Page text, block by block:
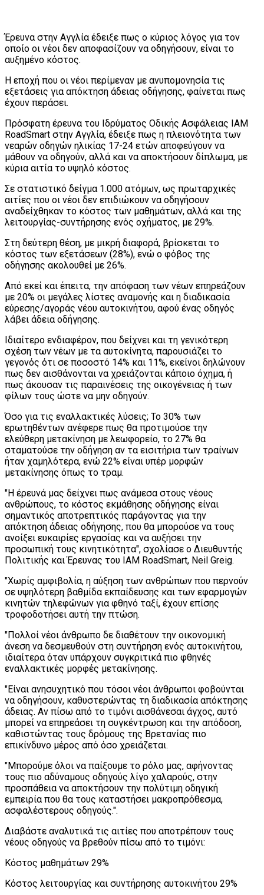
Έρευνα στην Αγγλία έδειξε πως ο κύριος λόγος για τον
οποίο οι νέοι δεν αποφασίζουν να οδηγήσουν, είναι το
αυξημένο κόστος.
Η εποχή που οι νέοι περίμεναν με ανυπομονησία τις
εξετάσεις για απόκτηση άδειας οδήγησης, φαίνεται πως
έχουν περάσει.
Πρόσφατη έρευνα του Ιδρύματος Οδικής Ασφάλειας IAM
RoadSmart στην Αγγλία, έδειξε πως η πλειονότητα των
νεαρών οδηγών ηλικίας 17-24 ετών αποφεύγουν να
μάθουν να οδηγούν, αλλά και να αποκτήσουν δίπλωμα, με
κύρια αιτία το υψηλό κόστος.
Σε στατιστικό δείγμα 1.000 ατόμων, ως πρωταρχικές
αιτίες που οι νέοι δεν επιδιώκουν να οδηγήσουν
αναδείχθηκαν το κόστος των μαθημάτων, αλλά και της
λειτουργίας-συντήρησης ενός οχήματος, με 29%.
Στη δεύτερη θέση, με μικρή διαφορά, βρίσκεται το
κόστος των εξετάσεων (28%), ενώ ο φόβος της
οδήγησης ακολουθεί με 26%.
Από εκεί και έπειτα, την απόφαση των νέων επηρεάζουν
με 20% οι μεγάλες λίστες αναμονής και η διαδικασία
εύρεσης/αγοράς νέου αυτοκινήτου, αφού ένας οδηγός
λάβει άδεια οδήγησης.
Ιδιαίτερο ενδιαφέρον, που δείχνει και τη γενικότερη
σχέση των νέων με τα αυτοκίνητα, παρουσιάζει το
γεγονός ότι σε ποσοστό 14% και 11%, εκείνοι δηλώνουν
πως δεν αισθάνονται να χρειάζονται κάποιο όχημα, ή
πως άκουσαν τις παραινέσεις της οικογένειας ή των
φίλων τους ώστε να μην οδηγούν.
Όσο για τις εναλλακτικές λύσεις; Το 30% των
ερωτηθέντων ανέφερε πως θα προτιμούσε την
ελεύθερη μετακίνηση με λεωφορείο, το 27% θα
σταματούσε την οδήγηση αν τα εισιτήρια των τραίνων
ήταν χαμηλότερα, ενώ 22% είναι υπέρ μορφών
μετακίνησης όπως το τραμ.
"Η έρευνά μας δείχνει πως ανάμεσα στους νέους
ανθρώπους, το κόστος εκμάθησης οδήγησης είναι
σημαντικός αποτρεπτικός παράγοντας για την
απόκτηση άδειας οδήγησης, που θα μπορούσε να τους
ανοίξει ευκαιρίες εργασίας και να αυξήσει την
προσωπική τους κινητικότητα", σχολίασε ο Διευθυντής
Πολιτικής και Έρευνας του IAM RoadSmart, Neil Greig.
"Χωρίς αμφιβολία, η αύξηση των ανθρώπων που περνούν
σε υψηλότερη βαθμίδα εκπαίδευσης και των εφαρμογών
κινητών τηλεφώνων για φθηνό ταξί, έχουν επίσης
τροφοδοτήσει αυτή την πτώση.
"Πολλοί νέοι άνθρωπο δε διαθέτουν την οικονομική
άνεση να δεσμευθούν στη συντήρηση ενός αυτοκινήτου,
ιδιαίτερα όταν υπάρχουν συγκριτικά πιο φθηνές
εναλλακτικές μορφές μετακίνησης.
"Είναι ανησυχητικό που τόσοι νέοι άνθρωποι φοβούνται
να οδηγήσουν, καθυστερώντας τη διαδικασία απόκτησης
άδειας. Αν πίσω από το τιμόνι αισθάνεσαι άγχος, αυτό
μπορεί να επηρεάσει τη συγκέντρωση και την απόδοση,
καθιστώντας τους δρόμους της Βρετανίας πιο
επικίνδυνο μέρος από όσο χρειάζεται.
"Μπορούμε όλοι να παίξουμε το ρόλο μας, αφήνοντας
τους πιο αδύναμους οδηγούς λίγο χαλαρούς, στην
προσπάθεια να αποκτήσουν την πολύτιμη οδηγική
εμπειρία που θα τους καταστήσει μακροπρόθεσμα,
ασφαλέστερους οδηγούς.".
Διαβάστε αναλυτικά τις αιτίες που αποτρέπουν τους
νέους οδηγούς να βρεθούν πίσω από το τιμόνι:
Κόστος μαθημάτων 29%
Κόστος λειτουργίας και συντήρησης αυτοκινήτου 29%